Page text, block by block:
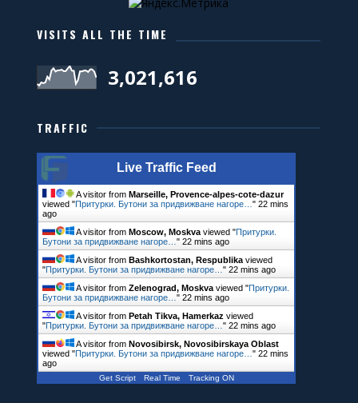
VISITS ALL THE TIME
3,021,616
TRAFFIC
Live Traffic Feed
A visitor fromMarseille, Provence-alpes-cote-dazur
viewed "Притурки. Бутони за придвижване нагоре…"22 mins
ago
A visitor fromMoscow, Moskva viewed "Притурки.
Бутони за придвижване нагоре…"22 mins ago
A visitor fromBashkortostan, Respublika viewed
"Притурки. Бутони за придвижване нагоре…"22 mins ago
A visitor fromZelenograd, Moskva viewed "Притурки.
Бутони за придвижване нагоре…"22 mins ago
A visitor fromPetah Tikva, Hamerkaz viewed
"Притурки. Бутони за придвижване нагоре…"22 mins ago
A visitor fromNovosibirsk, Novosibirskaya Oblast
viewed "Притурки. Бутони за придвижване нагоре…"22 mins
ago
Get Script Real Time Tracking ON